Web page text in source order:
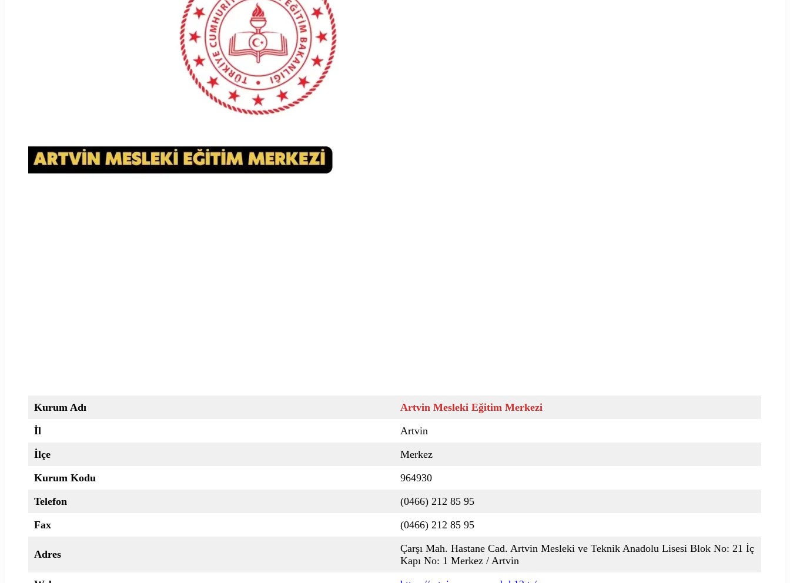
Kurum Adı
Artvin Mesleki Eğitim Merkezi
İl
Artvin
İlçe
Merkez
Kurum Kodu
964930
Telefon
(0466) 212 85 95
Fax
(0466) 212 85 95
Adres
Çarşı Mah. Hastane Cad. Artvin Mesleki ve Teknik Anadolu Lisesi Blok No: 21 İç
Kapı No: 1 Merkez / Artvin